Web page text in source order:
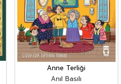
Anne Terliği
Anıl Basılı